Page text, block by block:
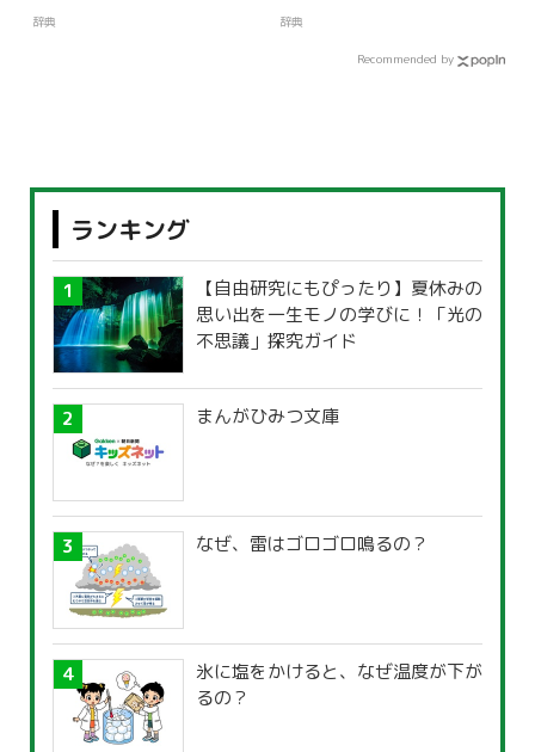
辞典 辞典
Recommended by
ランキング
【自由研究にもぴったり】夏休みの
思い出を一生モノの学びに！「光の
不思議」探究ガイド
まんがひみつ文庫
なぜ、雷はゴロゴロ鳴るの？
氷に塩をかけると、なぜ温度が下が
るの？